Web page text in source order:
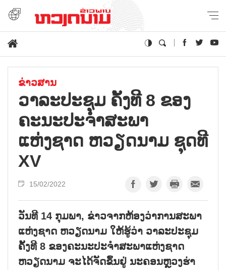
ຂ່າວສານ
ວາລະປະຊຸມ ຄັ້ງທີ 8 ຂອງ
ຄະນະປະຈຳສະພາ
ແຫ່ງຊາດ ຫວຽດນາມ ຊຸດທີ
XV
15/02/2022
ວັນທີ 14 ກຸມພາ, ຂ່າວຈາກຫ້ອງວ່າການສະພາ
ແຫ່ງຊາດ ຫວຽດນາມ ໃຫ້ຮູ້ວ່າ ວາລະປະຊຸມ
ຄັ້ງທີ 8 ຂອງຄະນະປະຈຳສະພາແຫ່ງຊາດ
ຫວຽດນາມ ຈະໄດ້ຈັດຂຶ້ນຢູ່ ນະຄອນຫຼວງຮ່າ